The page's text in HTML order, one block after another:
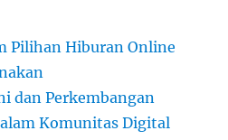
Pilihan Hiburan Online
dan Perkembangan
Komunitas Digital